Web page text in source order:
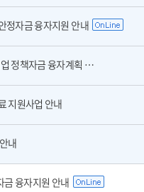
정자금 융자지원 안내
금 융자계획 공고 안내
지원사업 안내
내
융자지원 안내